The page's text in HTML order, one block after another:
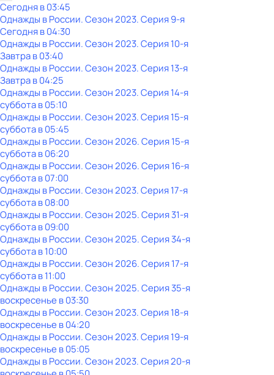
Сегодня в 03:45
Однажды в России. Сезон 2023. Серия 9-я
Сегодня в 04:30
Однажды в России. Сезон 2023. Серия 10-я
Завтра в 03:40
Однажды в России. Сезон 2023. Серия 13-я
Завтра в 04:25
Однажды в России. Сезон 2023. Серия 14-я
субботав05:10
Однажды в России. Сезон 2023. Серия 15-я
субботав05:45
Однажды в России. Сезон 2026. Серия 15-я
субботав06:20
Однажды в России. Сезон 2026. Серия 16-я
субботав07:00
Однажды в России. Сезон 2023. Серия 17-я
субботав08:00
Однажды в России. Сезон 2025. Серия 31-я
субботав09:00
Однажды в России. Сезон 2025. Серия 34-я
субботав10:00
Однажды в России. Сезон 2026. Серия 17-я
субботав11:00
Однажды в России. Сезон 2025. Серия 35-я
воскресенье в03:30
Однажды в России. Сезон 2023. Серия 18-я
воскресенье в04:20
Однажды в России. Сезон 2023. Серия 19-я
воскресенье в05:05
Однажды в России. Сезон 2023. Серия 20-я